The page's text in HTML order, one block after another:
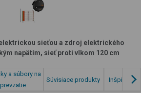
sieťou a zdroj elektrického
napätím, sieť proti vlkom 120 cm
a súbory na
prevzatie
Súvisiace produkty Inšpirácia